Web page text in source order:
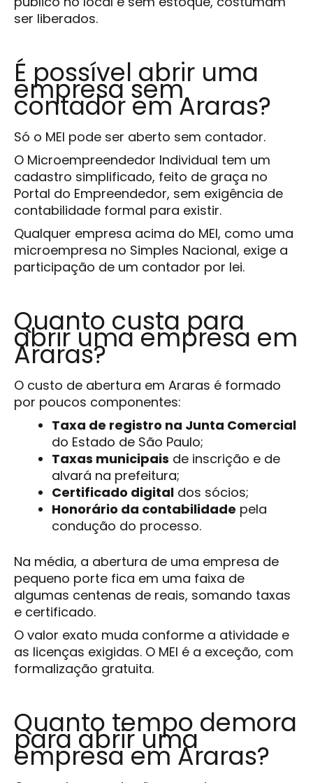
ser liberados.
É possível abrir uma
empresa sem
contador em Araras?
Só o MEI pode ser aberto sem contador.
O Microempreendedor Individual tem um
cadastro simplificado, feito de graça no
Portal do Empreendedor, sem exigência de
contabilidade formal para existir.
Qualquer empresa acima do MEI, como uma
microempresa no Simples Nacional, exige a
participação de um contador por lei.
Quanto custa para
abrir uma empresa em
Araras?
O custo de abertura em Araras é formado
por poucos componentes:
Taxa de registro na Junta Comercial
do Estado de São Paulo;
Taxas municipais de inscrição e de
alvará na prefeitura;
Certificado digital dos sócios;
Honorário da contabilidade pela
condução do processo.
Na média, a abertura de uma empresa de
pequeno porte fica em uma faixa de
algumas centenas de reais, somando taxas
e certificado.
O valor exato muda conforme a atividade e
as licenças exigidas. O MEI é a exceção, com
formalização gratuita.
Quanto tempo demora
para abrir uma
empresa em Araras?